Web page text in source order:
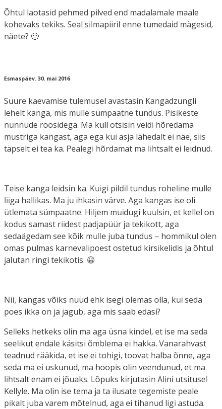
Õhtul laotasid pehmed pilved end madalamale maale
kohevaks tekiks. Seal silmapiiril enne tumedaid mägesid,
näete? 🙂
Esmaspäev. 30. mai 2016
Suure kaevamise tulemusel avastasin Kangadzungli
lehelt kanga, mis mulle sümpaatne tundus. Pisikeste
nunnude roosidega. Ma küll otsisin veidi hõredama
mustriga kangast, aga ega kui asja lähedalt ei näe, siis
täpselt ei tea ka. Pealegi hõrdamat ma lihtsalt ei leidnud.
Teise kanga leidsin ka. Kuigi pildil tundus roheline mulle
liiga hallikas. Ma ju ihkasin värve. Aga kangas ise oli
ütlemata sümpaatne. Hiljem muidugi kuulsin, et kellel on
kodus samast riidest padjapüür ja tekikott, aga
sedaägedam see kõik mulle juba tundus – hommikul olen
omas pulmas karnevalipoest ostetud kirsikelidis ja õhtul
jalutan ringi tekikotis. 😀
Nii, kangas võiks nüüd ehk isegi olemas olla, kui seda
poes ikka on ja jagub, aga mis saab edasi?
Selleks hetkeks olin ma aga üsna kindel, et ise ma seda
seelikut endale käsitsi õmblema ei hakka. Vanarahvast
teadnud rääkida, et ise ei tohigi, toovat halba õnne, aga
seda ma ei uskunud, ma hoopis olin veendunud, et ma
lihtsalt enam ei jõuaks. Lõpuks kirjutasin Älini utsitusel
Kellyle. Ma olin ise tema ja ta ilusate tegemiste peale
pikalt juba varem mõtelnud, aga ei tihanud ligi astuda.